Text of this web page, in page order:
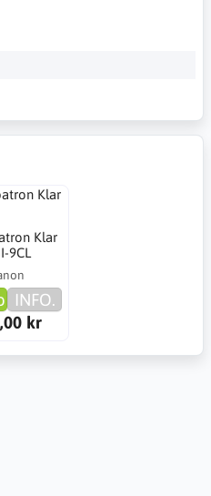
Klar
9CL
INFO.
kr